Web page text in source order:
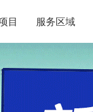
目 服务区域